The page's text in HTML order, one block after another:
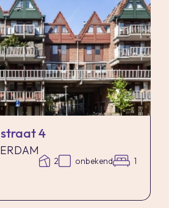
4
2 onbekend 1